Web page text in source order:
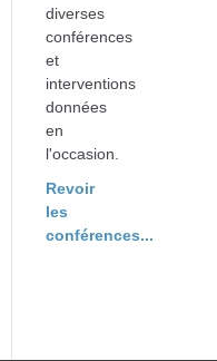
diverses
conférences
et
interventions
données
en
l'occasion.
Revoir
les
conférences...